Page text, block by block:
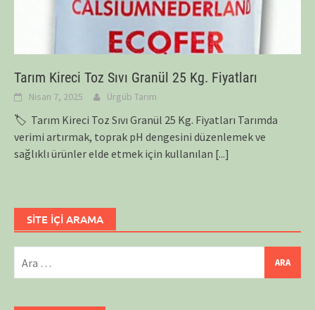
Tarım Kireci Toz Sıvı Granül 25 Kg. Fiyatları
Nisan 7, 2025 Ürgüb Tarım
🏷️ Tarım Kireci Toz Sıvı Granül 25 Kg. Fiyatları Tarımda
verimi artırmak, toprak pH dengesini düzenlemek ve
sağlıklı ürünler elde etmek için kullanılan [...]
SİTE İÇİ ARAMA